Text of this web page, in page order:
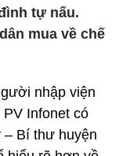
tự nấu.
mua về chế
nhập viện
Infonet có
– Bí thư huyện